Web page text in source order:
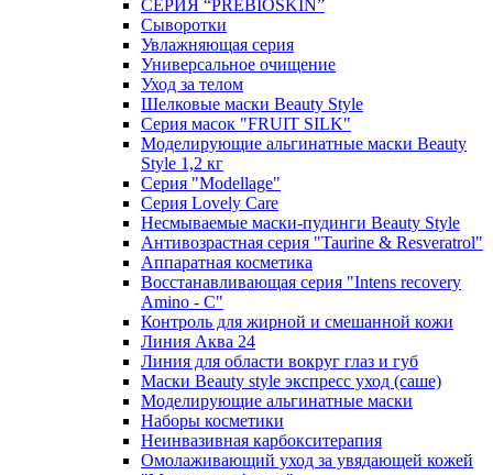
СЕРИЯ “PREBIOSKIN”
Сыворотки
Увлажняющая серия
Универсальное очищение
Уход за телом
Шелковые маски Beauty Style
Серия масок "FRUIT SILK"
Моделирующие альгинатные маски Beauty
Style 1,2 кг
Серия "Modellage"
Cерия Lovely Care
Несмываемые маски-пудинги Beauty Style
Антивозрастная серия "Taurine & Resveratrol"
Аппаратная косметика
Восстанавливающая серия "Intens recovery
Amino - C"
Контроль для жирной и смешанной кожи
Линия Аква 24
Линия для области вокруг глаз и губ
Маски Beauty style экспресс уход (саше)
Моделирующие альгинатные маски
Наборы косметики
Неинвазивная карбокситерапия
Омолаживающий уход за увядающей кожей